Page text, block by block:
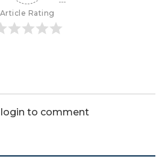
Article Rating
login to comment